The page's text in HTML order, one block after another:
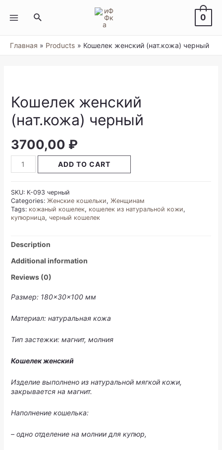
содержимому
MENU
Поиск 0
Главная Products Кошелек женский (нат.кожа) черный
Кошелек женский
(нат.кожа) черный
3700,00 ₽
женский
черный
quantity
ADD TO CART
SKU: К-093 черный
Categories: Женские кошельки, Женщинам
Tags: кожаный кошелек, кошелек из натуральной кожи,
купюрница, черный кошелек
Description
Additional information
Reviews (0)
Размер: 180×30×100 мм
Материал: натуральная кожа
Тип застежки: магнит, молния
Кошелек женский
Изделие выполнено из натуральной мягкой кожи,
закрывается на магнит.
Наполнение кошелька:
– одно отделение на молнии для купюр,